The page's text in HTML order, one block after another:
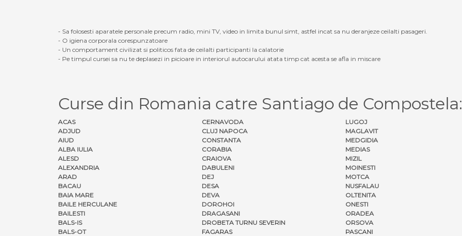
- Sa folosesti aparatele personale precum radio, mini TV, video in limita bunul simt, astfel incat sa nu deranjeze ceilalti pasageri.
- O igiena corporala corespunzatoare
- Un comportament civilizat si politicos fata de ceilalti participanti la calatorie
- Pe timpul cursei sa nu te deplasezi in picioare in interiorul autocarului atata timp cat acesta se afla in miscare
Curse din Romania catre Santiago de Compostela:
ACAS
ADJUD
AIUD
ALBA IULIA
ALESD
ALEXANDRIA
ARAD
BACAU
BAIA MARE
BAILE HERCULANE
BAILESTI
BALS-IS
BALS-OT
CERNAVODA
CLUJ NAPOCA
CONSTANTA
CORABIA
CRAIOVA
DABULENI
DEJ
DESA
DEVA
DOROHOI
DRAGASANI
DROBETA TURNU SEVERIN
FAGARAS
LUGOJ
MAGLAVIT
MEDGIDIA
MEDIAS
MIZIL
MOINESTI
MOTCA
NUSFALAU
OLTENITA
ONESTI
ORADEA
ORSOVA
PASCANI